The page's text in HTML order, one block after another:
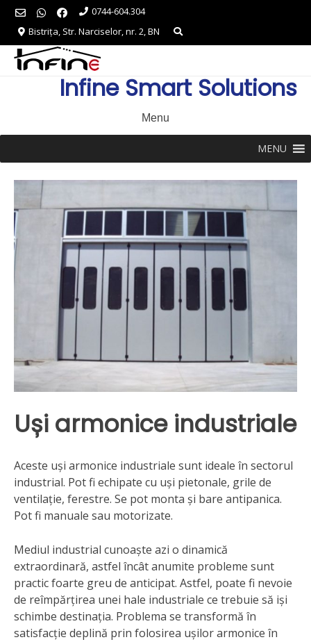
Skip
content
0744-604.304
Bistrița, Str. Narciselor, nr. 2, BN
Infine Smart Solutions
Menu
MENU
Uși armonice industriale
Aceste uși armonice industriale sunt ideale în sectorul
industrial. Pot fi echipate cu uși pietonale, grile de
ventilație, ferestre. Se pot monta și bare antipanica.
Pot fi manuale sau motorizate.
Mediul industrial cunoaște azi o dinamică
extraordinară, astfel încât anumite probleme sunt
practic foarte greu de anticipat. Astfel, poate fi nevoie
de reîmpărțirea unei hale industriale ce trebuie să iși
schimbe destinația. Problema se transformă în
satisfacție deplină prin folosirea ușilor armonice în